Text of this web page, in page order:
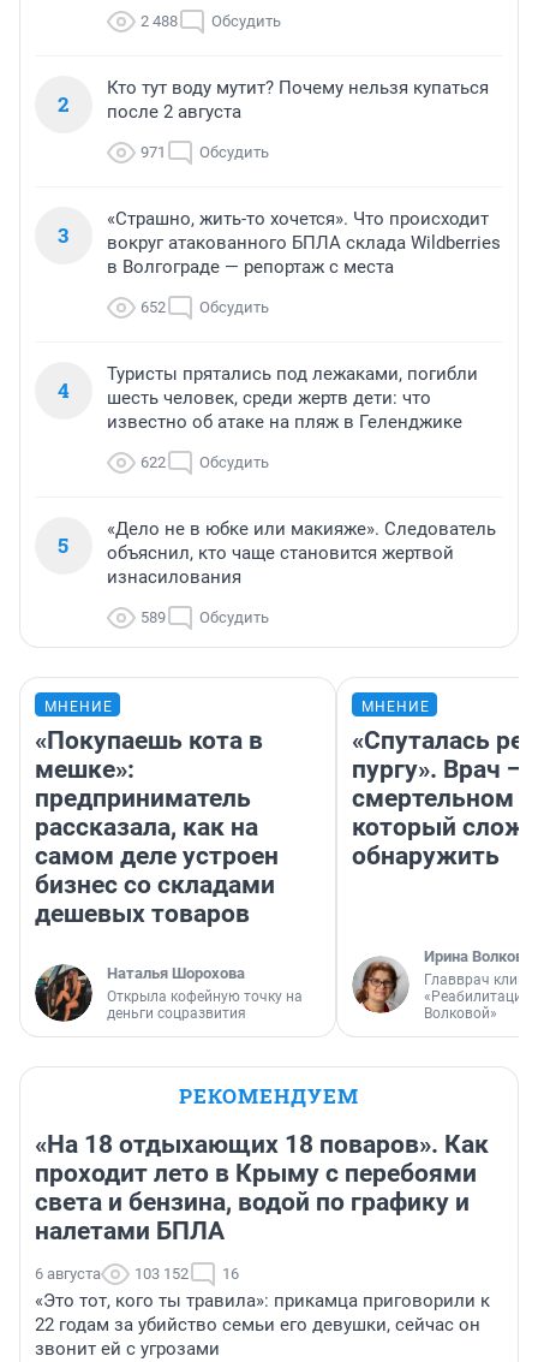
2 488 Обсудить
2
Кто тут воду мутит? Почему нельзя купаться
после 2 августа
971 Обсудить
3
«Страшно, жить-то хочется». Что происходит
вокруг атакованного БПЛА склада Wildberries
в Волгограде — репортаж с места
652 Обсудить
4
Туристы прятались под лежаками, погибли
шесть человек, среди жертв дети: что
известно об атаке на пляж в Геленджике
622 Обсудить
5
«Дело не в юбке или макияже». Следователь
объяснил, кто чаще становится жертвой
изнасилования
589 Обсудить
МНЕНИЕ
«Покупаешь кота в
мешке»:
предприниматель
рассказала, как на
самом деле устроен
бизнес со складами
дешевых товаров
Наталья Шорохова
Открыла кофейную точку на
деньги соцразвития
МНЕНИЕ
«Спуталась
пургу». Врач —
смертельном
который
обнаружить
Ирина Волкова
Главврач
«Реабилитация
Волковой»
РЕКОМЕНДУЕМ
«На 18 отдыхающих 18 поваров». Как
проходит лето в Крыму с перебоями
света и бензина, водой по графику и
налетами БПЛА
6 августа 103 152 16
«Это тот, кого ты травила»: прикамца приговорили к
22 годам за убийство семьи его девушки, сейчас он
звонит ей с угрозами